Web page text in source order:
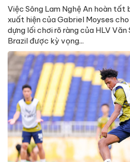
Việc Sông Lam Nghệ An hoàn tất
xuất hiện của Gabriel Moyses
dựng lối chơi rõ ràng của HLV Văn
Brazil được kỳ vọng...